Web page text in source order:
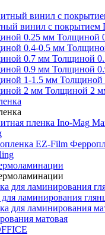
винил с
Толщиной
Толщиной
Толщиной
Толщиной
Толщиной 2
ламинирования
матовая